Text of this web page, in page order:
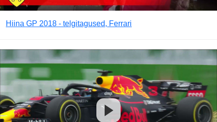
Hiina GP 2018 - telgitagused, Ferrari